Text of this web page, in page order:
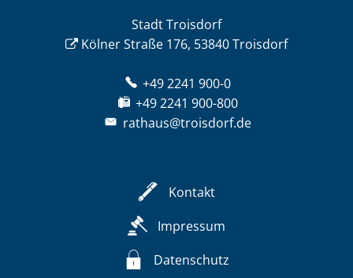
Stadt Troisdorf
Kölner Straße 176, 53840 Troisdorf
+49 2241 900-0
+49 2241 900-800
rathaus@troisdorf.de
Kontakt
Impressum
Datenschutz